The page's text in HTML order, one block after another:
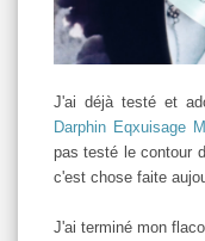
J'ai déjà testé et
Darphin Eqxuisage
pas testé le contour
c'est chose faite
J'ai terminé mon